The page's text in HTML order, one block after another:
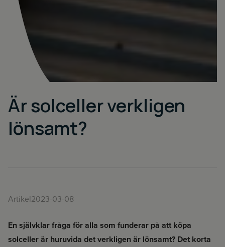
Företag
Är solceller verkligen
lönsamt?
Artikel2023-03-08
En självklar fråga för alla som funderar på att köpa
solceller är huruvida det verkligen är lönsamt? Det korta